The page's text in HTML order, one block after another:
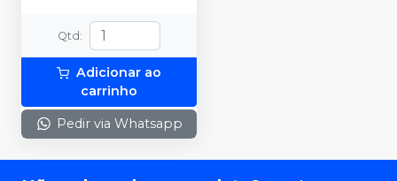
Qtd :
Adicionar ao
carrinho
Pedir via Whatsapp